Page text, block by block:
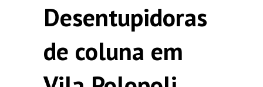
Desentupidoras
de coluna em